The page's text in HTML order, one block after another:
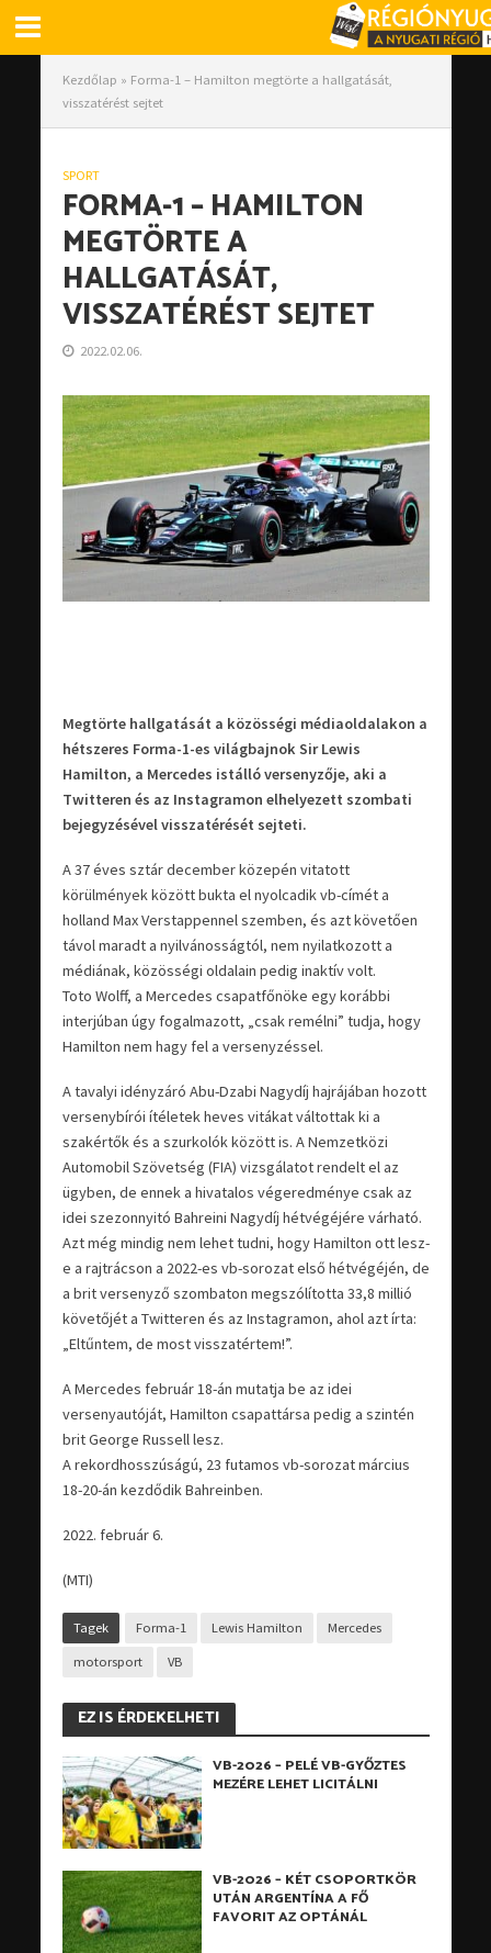
Kezdőlap » Forma-1 – Hamilton megtörte a hallgatását,
visszatérést sejtet
SPORT
FORMA-1 – HAMILTON
MEGTÖRTE A
HALLGATÁSÁT,
VISSZATÉRÉST SEJTET
2022.02.06.
Megtörte hallgatását a közösségi médiaoldalakon a
hétszeres Forma-1-es világbajnok Sir Lewis
Hamilton, a Mercedes istálló versenyzője, aki a
Twitteren és az Instagramon elhelyezett szombati
bejegyzésével visszatérését sejteti.
A 37 éves sztár december közepén vitatott
körülmények között bukta el nyolcadik vb-címét a
holland Max Verstappennel szemben, és azt követően
távol maradt a nyilvánosságtól, nem nyilatkozott a
médiának, közösségi oldalain pedig inaktív volt.
Toto Wolff, a Mercedes csapatfőnöke egy korábbi
interjúban úgy fogalmazott, „csak remélni” tudja, hogy
Hamilton nem hagy fel a versenyzéssel.
A tavalyi idényzáró Abu-Dzabi Nagydíj hajrájában hozott
versenybírói ítéletek heves vitákat váltottak ki a
szakértők és a szurkolók között is. A Nemzetközi
Automobil Szövetség (FIA) vizsgálatot rendelt el az
ügyben, de ennek a hivatalos végeredménye csak az
idei szezonnyitó Bahreini Nagydíj hétvégéjére várható.
Azt még mindig nem lehet tudni, hogy Hamilton ott lesz-
e a rajtrácson a 2022-es vb-sorozat első hétvégéjén, de
a brit versenyző szombaton megszólította 33,8 millió
követőjét a Twitteren és az Instagramon, ahol azt írta:
„Eltűntem, de most visszatértem!”.
A Mercedes február 18-án mutatja be az idei
versenyautóját, Hamilton csapattársa pedig a szintén
brit George Russell lesz.
A rekordhosszúságú, 23 futamos vb-sorozat március
18-20-án kezdődik Bahreinben.
2022. február 6.
(MTI)
Tagek Forma-1 Lewis Hamilton Mercedes
motorsport VB
EZ IS ÉRDEKELHETI
VB-2026 – PELÉ VB-GYŐZTES
MEZÉRE LEHET LICITÁLNI
VB-2026 – KÉT CSOPORTKÖR
UTÁN ARGENTÍNA A FŐ
FAVORIT AZ OPTÁNÁL